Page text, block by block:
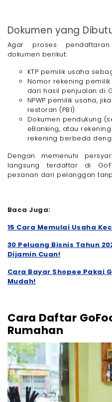
Dokumen yang
Agar proses
dokumen berikut:
KTP pemilik usaha
Nomor rekening
dari hasil penjualan di
NPWP pemilik usaha,
restoran (PB1).
Dokumen pendukung
eBanking, atau
rekening berbeda
Dengan memenuhi
langsung terdaftar di
pesanan dari pelanggan
Baca Juga:
15 Cara Memulai Usaha
30 Peluang Bisnis Tahun
Dijamin Cuan!
Cara Bayar Shopee Pakai
Mudah!
Cara Daftar
Rumahan